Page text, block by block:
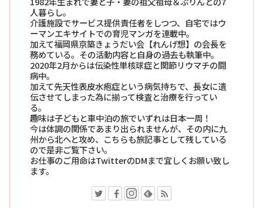
人暮らし。
介護施設でサービス提供責任者をしつつ、自宅ではウ
ーマンエキサイトでの育児マンガを連載中。
加えて福岡県京築きょうだい会【れんげ想】の会長を
務めている。その活動内容と自身の過去も執筆中。
2020年2月からは伝染性単核球症と関節リウマチの闘
病中。
加えて先天性表皮水疱症という病気持ちで、長女に遺
伝させてしまった為に揃って検査と治療を行ってい
る。
趣味は子どもと車中泊の旅でいずれは日本一周！
今は体調の関係であまり出られませんが、その内に九
州から北へと攻め、こちらも旅記事として残している
ので是非ご覧下さい。
お仕事のご用命はTwitterのDMまで宜しくお願い致し
ます。